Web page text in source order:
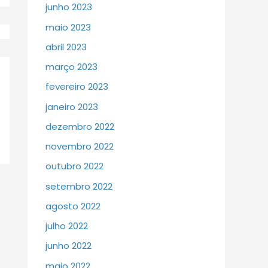
junho 2023
maio 2023
abril 2023
março 2023
fevereiro 2023
janeiro 2023
dezembro 2022
novembro 2022
outubro 2022
setembro 2022
agosto 2022
julho 2022
junho 2022